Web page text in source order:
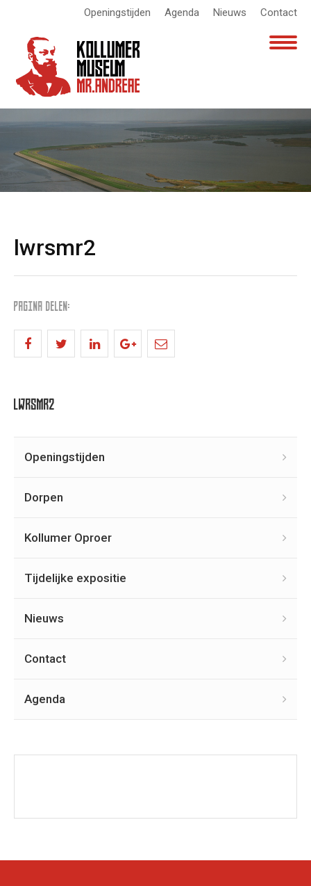
Openingstijden Agenda Nieuws Contact
lwrsmr2
PAGINA DELEN:
LWRSMR2
Openingstijden
Dorpen
Kollumer Oproer
Tijdelijke expositie
Nieuws
Contact
Agenda